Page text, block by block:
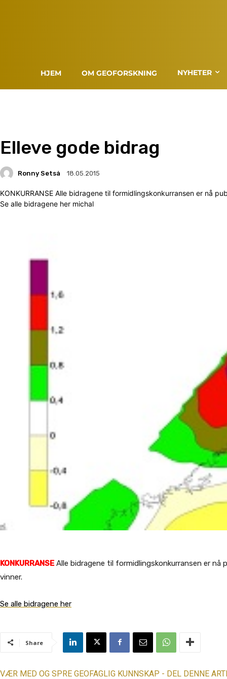
HJEM OM GEOFORSKNING NYHETER
Elleve gode bidrag
Ronny Setså 18.05.2015
KONKURRANSE Alle bidragene til formidlingskonkurransen er nå
Se alle bidragene her michal
KONKURRANSEAlle bidragene til formidlingskonkurransen er nå
vinner.
Se alle bidragene her
Share
VÆR MED OG SPRE GEOFAGLIG KUNNSKAP - DEL DENNE